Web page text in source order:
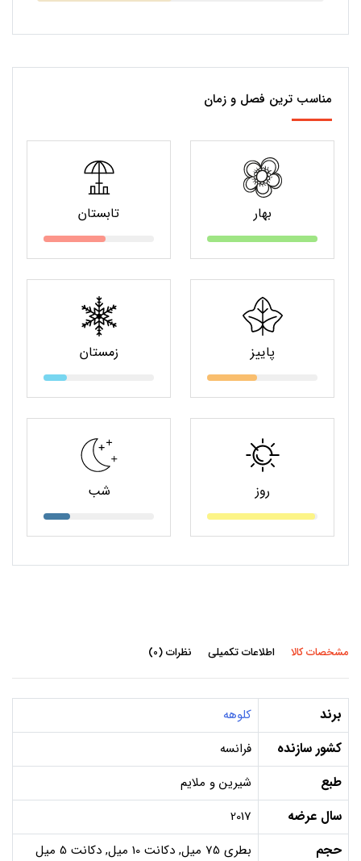
مناسب ترین فصل و زمان
بهار تابستان
پاییز زمستان
روز شب
مشخصات کالا اطلاعات تکمیلی نظرات (0)
برند کلوهه
کشور سازنده فرانسه
طبع شیرین و ملایم
سال عرضه 2017
حجم بطری 75 میل, دکانت 10 میل, دکانت 5 میل